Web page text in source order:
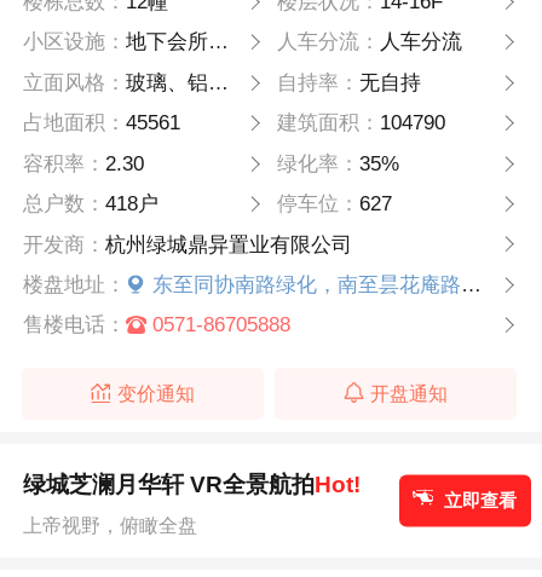
小区设施：地下会所配置恒温泳池、健身房、瑜伽室等功能空间 人车分流： 人车分流
立面风格：玻璃、铝板、陶板、基座石材等 自持率： 无自持
占地面积：45561 建筑面积： 104790
容积率： 2.30 绿化率： 35%
总户数：418户 停车位： 627
开发商：杭州绿城鼎异置业有限公司
楼盘地址：
东至同协南路绿化，南至昙花庵路，西至规划东御路，北至绿化。
售楼电话：
0571-86705888
变价通知 开盘通知
绿城芝澜月华轩 VR全景航拍Hot!
上帝视野，俯瞰全盘
立即查看